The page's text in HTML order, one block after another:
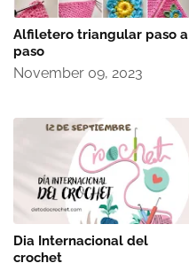
Alfiletero triangular paso a
paso
November 09, 2023
Dia Internacional del
crochet